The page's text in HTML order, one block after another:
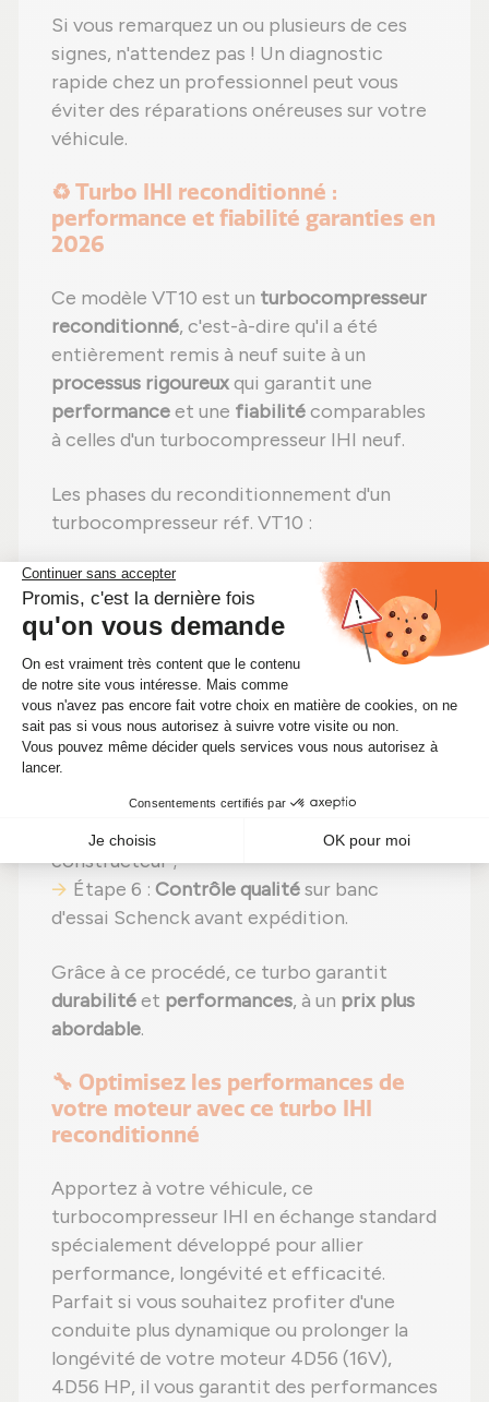
Si vous remarquez un ou plusieurs de ces
signes, n'attendez pas ! Un diagnostic
rapide chez un professionnel peut vous
éviter des réparations onéreuses sur votre
véhicule.
♻️ Turbo IHI reconditionné :
performance et fiabilité garanties en
2026
Ce modèle VT10 est un turbocompresseur
reconditionné, c'est-à-dire qu'il a été
entièrement remis à neuf suite à un
processus rigoureuxqui garantit une
performanceet une fiabilitécomparables
à celles d'un turbocompresseur IHI neuf.
Les phases du reconditionnement d'un
turbocompresseur réf. VT10 :
Étape 1 :Désassemblage
total pour un
contrôle complet ;
Étape 2 :Nettoyage minutieuxpour
éliminer toute impureté ;
Étape 3 :Examen détaillé
composants ;
Étape 4 :Remplacement des pièces
abîmées
Étape 5 :Réassemblageavec des
réglages effectués selon les normes du
constructeur ;
Étape 6 : Contrôle qualitésur banc
d'essai Schenck avant expédition.
Grâce à ce procédé, ce turbo garantit
durabilitéet performances, à un prix plus
abordable.
🔧 Optimisez les performances de
votre moteur avec ce turbo IHI
reconditionné
Apportez à votre véhicule, ce
turbocompresseur IHI en échange standard
spécialement développé pour allier
performance, longévité et efficacité.
Parfait si vous souhaitez profiter d'une
conduite plus dynamique ou prolonger la
longévité de votre moteur 4D56 (16V),
4D56 HP, il vous garantit des performances